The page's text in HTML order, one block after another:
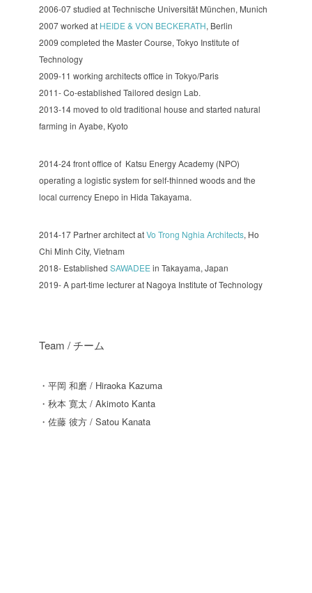
2006-07 studied at Technische Universität München, Munich
2007 worked at HEIDE & VON BECKERATH, Berlin
2009 completed the Master Course, Tokyo Institute of
Technology
2009-11 working architects office in Tokyo/Paris
2011- Co-established Tailored design Lab.
2013-14 moved to old traditional house and started natural
farming in Ayabe, Kyoto
2014-24 front office of Katsu Energy Academy (NPO)
operating a logistic system for self-thinned woods and the
local currency Enepo in Hida Takayama.
2014-17 Partner architect atVo Trong Nghia Architects, Ho
Chi Minh City, Vietnam
2018- Established SAWADEE in Takayama, Japan
2019- A part-time lecturer at Nagoya Institute of Technology
Team / チーム
・平岡 和磨 / Hiraoka Kazuma
・秋本 寛太 / Akimoto Kanta
・佐藤 彼方 / Satou Kanata